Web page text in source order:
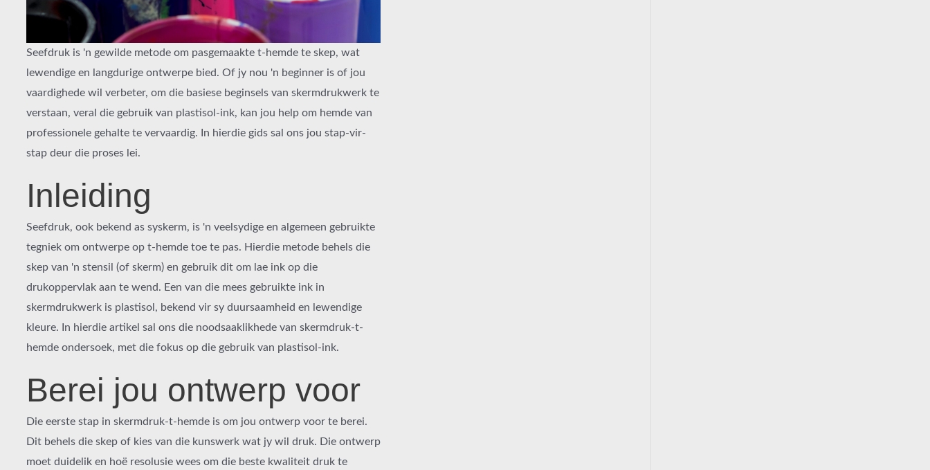
Seefdruk is 'n gewilde metode om pasgemaakte t-hemde te skep, wat
lewendige en langdurige ontwerpe bied. Of jy nou 'n beginner is of jou
vaardighede wil verbeter, om die basiese beginsels van skermdrukwerk te
verstaan, veral die gebruik van plastisol-ink, kan jou help om hemde van
professionele gehalte te vervaardig. In hierdie gids sal ons jou stap-vir-
stap deur die proses lei.
Inleiding
Seefdruk, ook bekend as syskerm, is 'n veelsydige en algemeen gebruikte
tegniek om ontwerpe op t-hemde toe te pas. Hierdie metode behels die
skep van 'n stensil (of skerm) en gebruik dit om lae ink op die
drukoppervlak aan te wend. Een van die mees gebruikte ink in
skermdrukwerk is plastisol, bekend vir sy duursaamheid en lewendige
kleure. In hierdie artikel sal ons die noodsaaklikhede van skermdruk-t-
hemde ondersoek, met die fokus op die gebruik van plastisol-ink.
Berei jou ontwerp voor
Die eerste stap in skermdruk-t-hemde is om jou ontwerp voor te berei.
Dit behels die skep of kies van die kunswerk wat jy wil druk. Die ontwerp
moet duidelik en hoë resolusie wees om die beste kwaliteit druk te